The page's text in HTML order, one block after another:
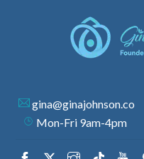
gina@ginajohnson.co
Mon-Fri 9am-4pm